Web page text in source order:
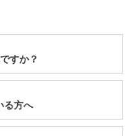
すか？
る方へ